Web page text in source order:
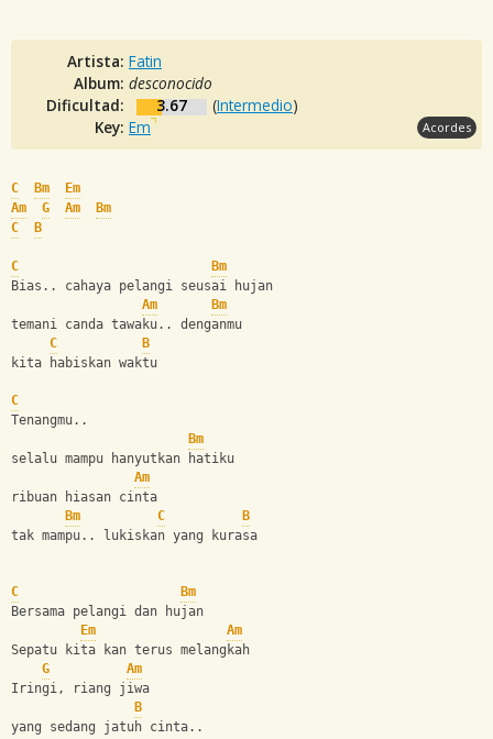
Artista: Fatin
Album: desconocido
Dificultad:
3.67 (Intermedio)
Key: Em Acordes
C Bm
Em
Am
G Am
Bm
C
B
C
Bm
Bias.. cahaya pelangi seusai hujan
Am
Bm
temani canda tawaku.. denganmu
C
B
kita habiskan waktu
C
Tenangmu..
Bm
selalu mampu hanyutkan hatiku
Am
ribuan hiasan cinta
Bm
C
B
tak mampu.. lukiskan yang kurasa
C
Bm
Bersama pelangi dan hujan
Em
Am
Sepatu kita kan terus melangkah
G
Am
Iringi, riang jiwa
B
yang sedang jatuh cinta..